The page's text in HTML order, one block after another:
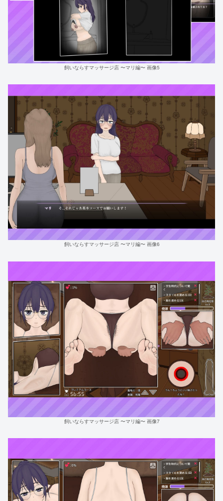
飼いならすマッサージ店 〜マリ編〜 画像5
飼いならすマッサージ店 〜マリ編〜 画像6
飼いならすマッサージ店 〜マリ編〜 画像7